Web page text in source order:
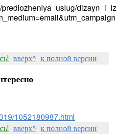
predlozheniya_uslug/
вверх^ к полной версии
1052180987.html
вверх^ к полной версии